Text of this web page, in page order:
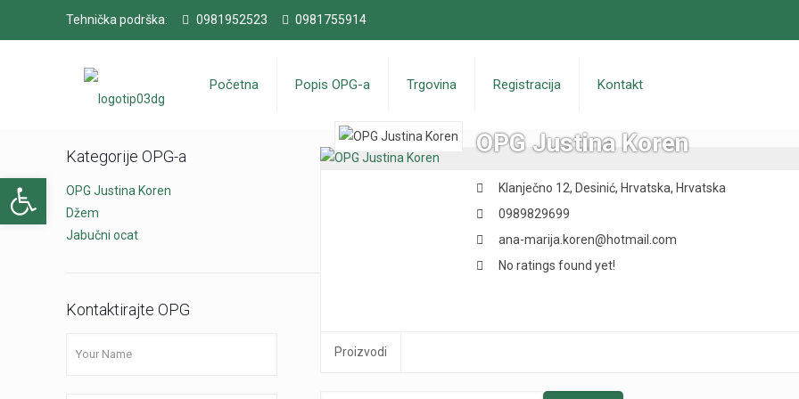
Tehnička podrška: 0981952523 0981755914
Početna Popis OPG-a Trgovina Registracija Kontakt
Kategorije OPG-a
OPG Justina Koren
Džem
Jabučni ocat
Kontaktirajte OPG
OPG Justina Koren
Klanječno 12, Desinić, Hrvatska, Hrvatska
0989829699
ana-marija.koren@hotmail.com
No ratings found yet!
Proizvodi
Open toolbar